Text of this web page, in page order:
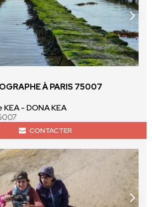
À PARIS 75007
KEA - DONA KEA
CONTACTER